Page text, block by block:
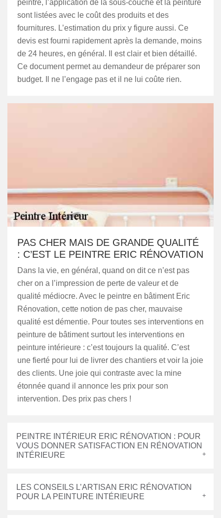
peintre, l’application de la sous-couche et la peinture
sont listées avec le coût des produits et des
fournitures. L’estimation du prix y figure aussi. Ce
devis est fourni rapidement après la demande, moins
de 24 heures, en général. Il est clair et bien détaillé.
Ce document permet au demandeur de préparer son
budget. Il ne l’engage pas et il ne lui coûte rien.
PAS CHER MAIS DE GRANDE QUALITÉ
: C’EST LE PEINTRE ERIC RÉNOVATION
Dans la vie, en général, quand on dit ce n’est pas
cher on a l’impression de perte de valeur et de
qualité médiocre. Avec le peintre en bâtiment Eric
Rénovation, cette notion de pas cher, mauvaise
qualité est démentie. Pour toutes ses interventions en
peinture de bâtiment surtout les interventions en
peinture intérieure : c’est toujours la qualité. C’est
une fierté pour lui de livrer des chantiers et voir la joie
des clients. Une joie qui contraste avec la mine
étonnée quand il annonce les prix pour son
intervention. Des prix pas chers !
PEINTRE INTÉRIEUR ERIC RÉNOVATION : POUR
VOUS DONNER SATISFACTION EN RÉNOVATION
INTÉRIEURE
LES CONSEILS L’ARTISAN ERIC RÉNOVATION
POUR LA PEINTURE INTÉRIEURE